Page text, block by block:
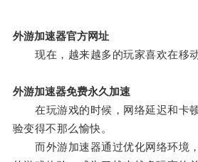
外游加速器官方网址
现在，越来越多的玩家喜欢在移动
外游加速器免费永久加速
在玩游戏的时候，网络延迟和卡
验变得不那么愉快。
而外游加速器通过优化网络环境